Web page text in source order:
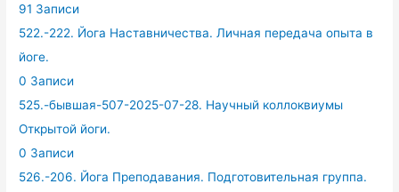
91 Записи
522.-222. Йога Наставничества. Личная передача опыта в
йоге.
0 Записи
525.-бывшая-507-2025-07-28. Научный коллоквиумы
Открытой йоги.
0 Записи
526.-206. Йога Преподавания. Подготовительная группа.